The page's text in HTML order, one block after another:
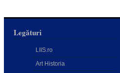
Legături
LIIS.ro
Art Historia